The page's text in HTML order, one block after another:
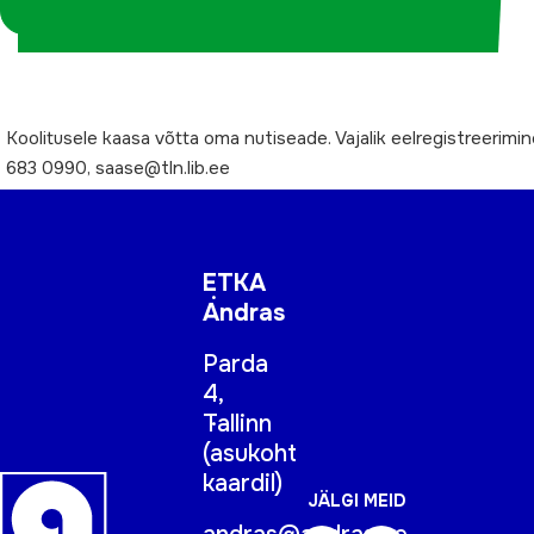
Koolitusele kaasa võtta oma nutiseade. Vajalik
683 0990, saase@tln.lib.ee
ETKA
Andras
Parda
4,
Tallinn
(asukoht
kaardil)
JÄLGI MEID